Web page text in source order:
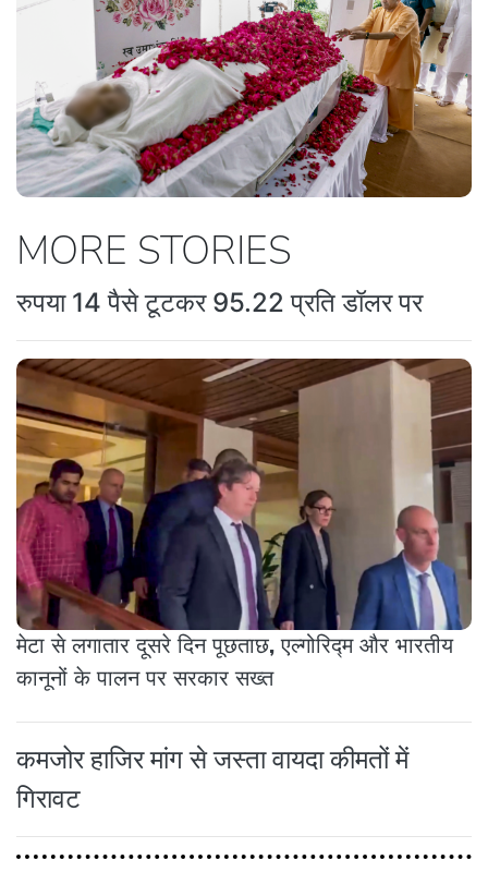
MORE STORIES
रुपया 14 पैसे टूटकर 95.22 प्रति डॉलर पर
मेटा से लगातार दूसरे दिन पूछताछ, एल्गोरिद्म और भारतीय
कानूनों के पालन पर सरकार सख्त
कमजोर हाजिर मांग से जस्ता वायदा कीमतों में
गिरावट